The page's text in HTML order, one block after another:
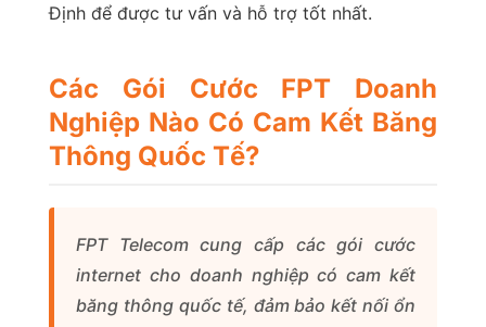
Định để được tư vấn và hỗ trợ tốt nhất.
Các Gói Cước FPT Doanh
Nghiệp Nào Có Cam Kết Băng
Thông Quốc Tế?
FPT Telecom cung cấp các gói cước
internet cho doanh nghiệp có cam kết
băng thông quốc tế, đảm bảo kết nối ổn